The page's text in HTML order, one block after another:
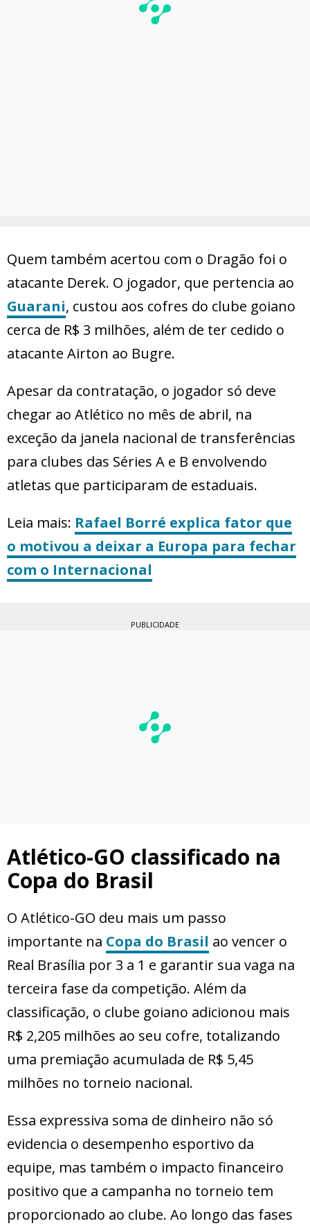
Quem também acertou com o Dragão foi o
atacante Derek. O jogador, que pertencia ao
Guarani, custou aos cofres do clube goiano
cerca de R$ 3 milhões, além de ter cedido o
atacante Airton ao Bugre.
Apesar da contratação, o jogador só deve
chegar ao Atlético no mês de abril, na
exceção da janela nacional de transferências
para clubes das Séries A e B envolvendo
atletas que participaram de estaduais.
Leia mais: Rafael Borré explica fator que
o motivou a deixar a Europa para fechar
com o Internacional
PUBLICIDADE
Atlético-GO classificado na
Copa do Brasil
O Atlético-GO deu mais um passo
importante na Copa do Brasil ao vencer o
Real Brasília por 3 a 1 e garantir sua vaga na
terceira fase da competição. Além da
classificação, o clube goiano adicionou mais
R$ 2,205 milhões ao seu cofre, totalizando
uma premiação acumulada de R$ 5,45
milhões no torneio nacional.
Essa expressiva soma de dinheiro não só
evidencia o desempenho esportivo da
equipe, mas também o impacto financeiro
positivo que a campanha no torneio tem
proporcionado ao clube. Ao longo das fases